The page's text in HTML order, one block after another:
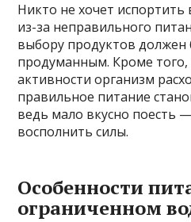
Никто не хочет испортить
из-за неправильного
выбору продуктов
продуманным. Кроме того,
активности организм
правильное питание
ведь мало вкусно поесть
восполнить силы.
Особенности
ограниченном